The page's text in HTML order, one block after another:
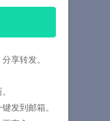
享转发。
发到邮箱。